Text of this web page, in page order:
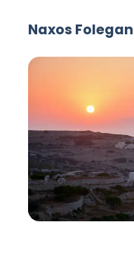
Naxos